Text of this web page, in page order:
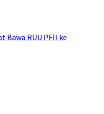
Bawa RUU PFII ke